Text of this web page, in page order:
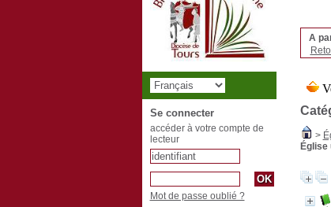
A
>
Se connecter
accéder à votre compte de
lecteur
Mot de passe oublié ?